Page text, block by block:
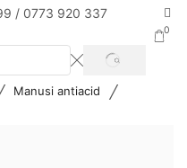
/ 0773 920 337
0
SEARCH
Manusi antiacid /